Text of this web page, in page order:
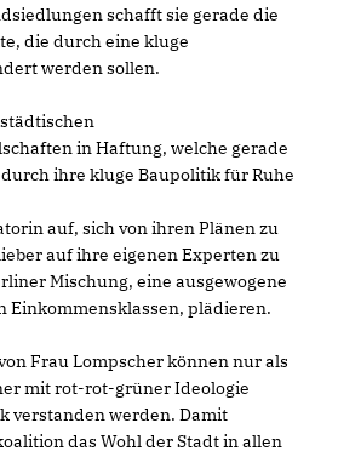
schafft sie gerade die
die durch eine kluge
werden sollen.
in Haftung, welche gerade
ihre kluge Baupolitik für Ruhe
auf, sich von ihren Plänen zu
auf ihre eigenen Experten zu
Mischung, eine ausgewogene
Einkommensklassen, plädieren.
Frau Lompscher können nur als
mit rot-rot-grüner Ideologie
verstanden werden. Damit
das Wohl der Stadt in allen